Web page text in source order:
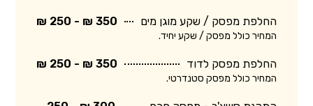
החלפת מפסק / שקע מוגן מים 350 ₪ - 250 ₪
המחיר כולל מפסק / שקע יחיד.
החלפת מפסק לדוד 350 ₪ - 250 ₪
המחיר כולל מפסק סטנדרטי.